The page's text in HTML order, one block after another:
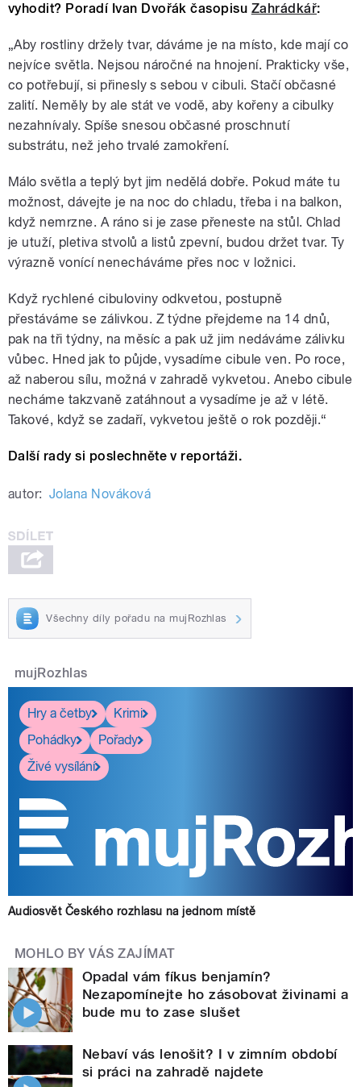
vyhodit? Poradí Ivan Dvořák časopisu Zahrádkář:
„Aby rostliny držely tvar, dáváme je na místo, kde mají co
nejvíce světla. Nejsou náročné na hnojení. Prakticky vše,
co potřebují, si přinesly s sebou v cibuli. Stačí občasné
zalití. Neměly by ale stát ve vodě, aby kořeny a cibulky
nezahnívaly. Spíše snesou občasné proschnutí
substrátu, než jeho trvalé zamokření.
Málo světla a teplý byt jim nedělá dobře. Pokud máte tu
možnost, dávejte je na noc do chladu, třeba i na balkon,
když nemrzne. A ráno si je zase přeneste na stůl. Chlad
je utuží, pletiva stvolů a listů zpevní, budou držet tvar. Ty
výrazně vonící nenecháváme přes noc v ložnici.
Když rychlené cibuloviny odkvetou, postupně
přestáváme se zálivkou. Z týdne přejdeme na 14 dnů,
pak na tři týdny, na měsíc a pak už jim nedáváme zálivku
vůbec. Hned jak to půjde, vysadíme cibule ven. Po roce,
až naberou sílu, možná v zahradě vykvetou. Anebo cibule
necháme takzvaně zatáhnout a vysadíme je až v létě.
Takové, když se zadaří, vykvetou ještě o rok později.“
Další rady si poslechněte v reportáži.
autor: Jolana Nováková
Všechny díly pořadu na mujRozhlas
mujRozhlas
Hry a četby
Krimi
Pohádky
Pořady
Živé vysílání
Audiosvět Českého rozhlasu na jednom místě
MOHLO BY VÁS ZAJÍMAT
Opadal vám fíkus benjamín?
Nezapomínejte ho zásobovat živinami a
bude mu to zase slušet
Nebaví vás lenošit? I v zimním období
si práci na zahradě najdete